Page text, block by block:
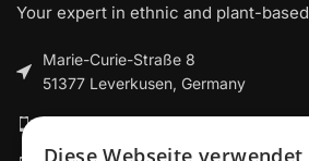
Your expert in ethnic and plant-
Marie-Curie-Straße 8
51377 Leverkusen, Germany
Diese Webseite verwendet